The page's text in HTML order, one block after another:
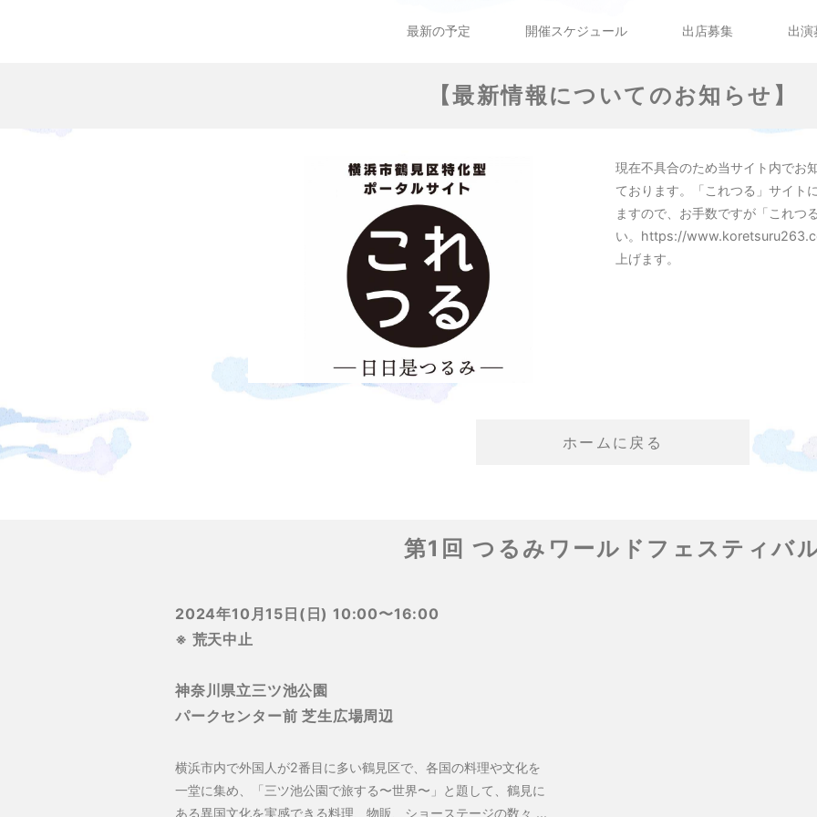
最新の予定 開催スケジュール 出店募集 出演
【最新情報についてのお知らせ】
現在不具合のため当サイト内でお
ております。「これつる」サイト
ますので、お手数ですが「これつ
い。https://
上げます。
ホームに戻る
第1回 つるみワールドフェスティバ
2024年10月15日(日) 10:00〜16:00
※ 荒天中止
神奈川県立三ツ池公園
パークセンター前 芝生広場周辺
横浜市内で外国人が2番目に多い鶴見区で、各国の料理や文化を
一堂に集め、「三ツ池公園で旅する〜世界〜」と題して、鶴見に
ある異国文化を実感できる料理、物販、ショーステージの数々 ...